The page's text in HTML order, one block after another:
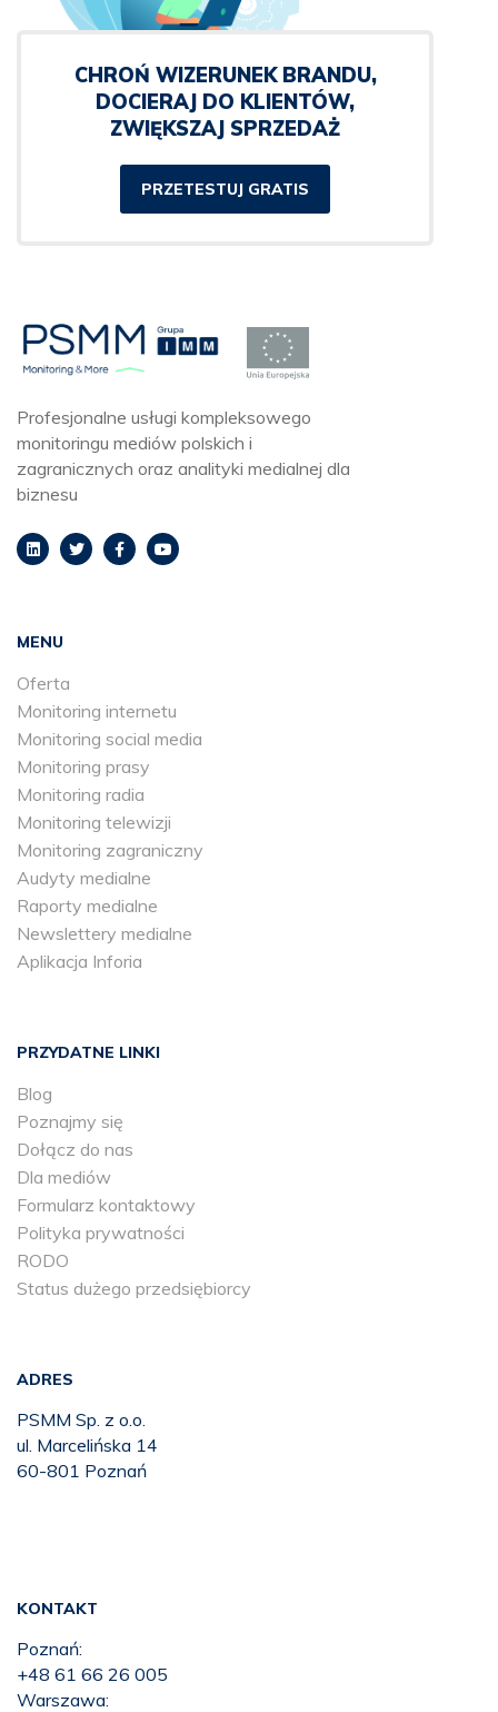
CHROŃ WIZERUNEK BRANDU,
DOCIERAJ DO KLIENTÓW,
ZWIĘKSZAJ SPRZEDAŻ
PRZETESTUJ GRATIS
Profesjonalne usługi kompleksowego
monitoringu mediów polskich i
zagranicznych oraz analityki medialnej dla
biznesu
MENU
Oferta
Monitoring internetu
Monitoring social media
Monitoring prasy
Monitoring radia
Monitoring telewizji
Monitoring zagraniczny
Audyty medialne
Raporty medialne
Newslettery medialne
Aplikacja Inforia
PRZYDATNE LINKI
Blog
Poznajmy się
Dołącz do nas
Dla mediów
Formularz kontaktowy
Polityka prywatności
RODO
Status dużego przedsiębiorcy
ADRES
PSMM Sp. z o.o.
ul. Marcelińska 14
60-801 Poznań
KONTAKT
Poznań:
+48 61 66 26 005
Warszawa: